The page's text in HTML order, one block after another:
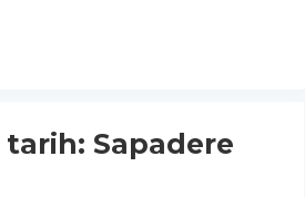
Sapadere